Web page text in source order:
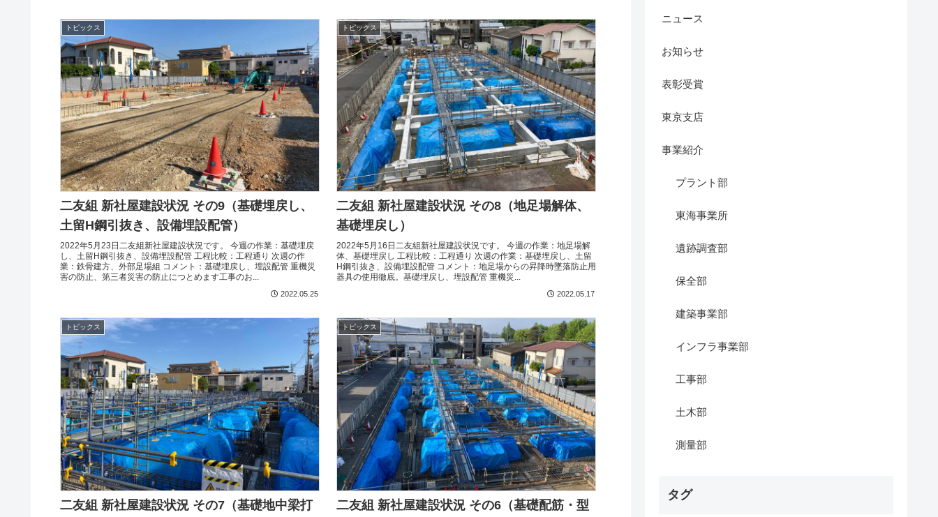
トピックス
二友組 新社屋建設状況 その9（基礎埋戻し、
土留H鋼引抜き、設備埋設配管）
2022年5月23日二友組新社屋建設状況です。 今週の作業：基礎埋戻
し、土留H鋼引抜き、設備埋設配管 工程比較：工程通り 次週の作
業：鉄骨建方、外部足場組 コメント：基礎埋戻し、埋設配管 重機災
害の防止、第三者災害の防止につとめます工事のお...
2022.05.25
トピックス
二友組 新社屋建設状況 その8（地足場解体、
基礎埋戻し）
2022年5月16日二友組新社屋建設状況です。 今週の作業：地足場解
体、基礎埋戻し 工程比較：工程通り 次週の作業：基礎埋戻し、土留
H鋼引抜き、設備埋設配管 コメント：地足場からの昇降時墜落防止用
器具の使用徹底。基礎埋戻し、埋設配管 重機災...
2022.05.17
トピックス
二友組 新社屋建設状況 その7（基礎地中梁打
トピックス
二友組 新社屋建設状況 その6（基礎配筋・型
ニュース
お知らせ
表彰受賞
東京支店
事業紹介
プラント部
東海事業所
遺跡調査部
保全部
建築事業部
インフラ事業部
工事部
土木部
測量部
タグ